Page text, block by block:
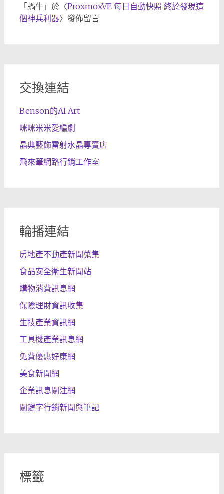
「蝸牛」於〈ProxmoxVE 每日自動快照 終於發現這
個神兵利器〉發佈留言
交換連結
Benson的AI Art
咪咪米米愛編劇
晶典藝飾雷射水晶專賣店
飛來筆網路行銷工作室
輪播連結
房地產不動產新聞蒐集
食品安全衛生新聞站
購物消費訊息網
保險理財資訊收集
生技產業資訊網
工具機產業訊息網
免費優惠好康網
美食新聞網
企業訊息關注網
關鍵字行銷新聞與筆記
標籤